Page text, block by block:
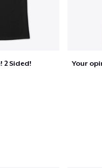
2 Sided!